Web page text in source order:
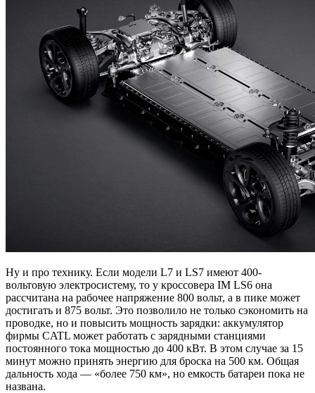
Ну и про технику. Если модели L7 и LS7 имеют 400-
вольтовую электросистему, то у кроссовера IM LS6 она
рассчитана на рабочее напряжение 800 вольт, а в пике может
достигать и 875 вольт. Это позволило не только сэкономить на
проводке, но и повысить мощность зарядки: аккумулятор
фирмы CATL может работать с зарядными станциями
постоянного тока мощностью до 400 кВт. В этом случае за 15
минут можно принять энергию для броска на 500 км. Общая
дальность хода — «более 750 км», но емкость батареи пока не
названа.